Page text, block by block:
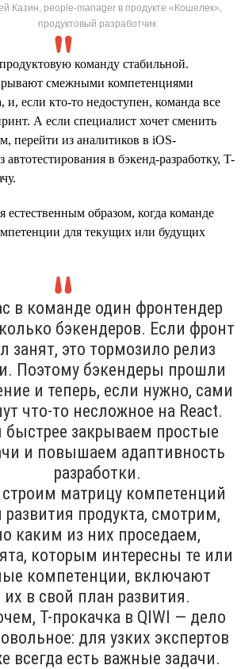
Казин, people-manager в продукте «Кошелек»,
продуктовый разработчик
команду стабильной.
смежными компетенциями
и, если кто-то недоступен, команда все
А если специалист хочет сменить
перейти из аналитиков в iOS-
автотестирования в бэкенд-разработку, T-
естественным образом, когда команде
для текущих или будущих
в команде один фронтендер
бэкендеров. Если фронт
занят, это тормозило релиз
Поэтому бэкендеры прошли
и теперь, если нужно, сами
что-то несложное на React.
закрываем простые
и повышаем адаптивность
разработки.
матрицу компетенций
развития продукта, смотрим,
каким из них проседаем,
которым интересны те или
компетенции, включают
их в свой план развития.
T-прокачка в QIWI — дело
для узких экспертов
всегда есть важные задачи.